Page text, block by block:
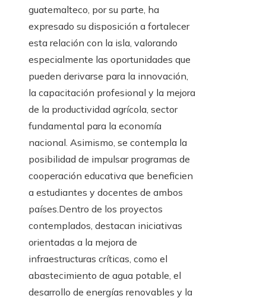
guatemalteco, por su parte, ha
expresado su disposición a fortalecer
esta relación con la isla, valorando
especialmente las oportunidades que
pueden derivarse para la innovación,
la capacitación profesional y la mejora
de la productividad agrícola, sector
fundamental para la economía
nacional. Asimismo, se contempla la
posibilidad de impulsar programas de
cooperación educativa que beneficien
a estudiantes y docentes de ambos
países.Dentro de los proyectos
contemplados, destacan iniciativas
orientadas a la mejora de
infraestructuras críticas, como el
abastecimiento de agua potable, el
desarrollo de energías renovables y la